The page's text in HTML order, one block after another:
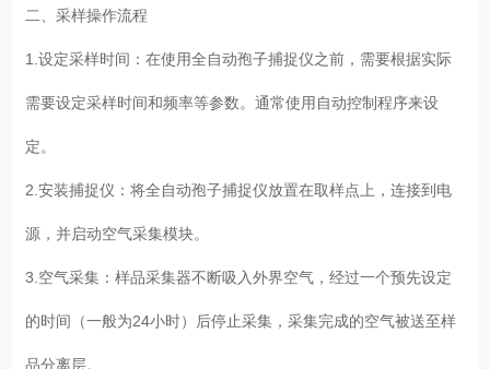
二、采样操作流程
1.设定采样时间：在使用全自动孢子捕捉仪之前，需要根据实际
需要设定采样时间和频率等参数。通常使用自动控制程序来设
定。
2.安装捕捉仪：将全自动孢子捕捉仪放置在取样点上，连接到电
源，并启动空气采集模块。
3.空气采集：样品采集器不断吸入外界空气，经过一个预先设定
的时间（一般为24小时）后停止采集，采集完成的空气被送至样
品分离层。